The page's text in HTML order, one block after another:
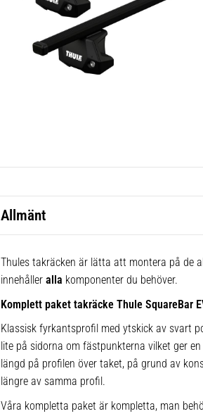
Allmänt
Thules takräcken är lätta att montera på de
innehåller alla komponenter du behöver.
Komplett paket takräcke Thule SquareBar
Klassisk fyrkantsprofil med ytskick av svart
lite på sidorna om fästpunkterna vilket ger
längd på profilen över taket, på grund av
längre av samma profil.
Våra kompletta paket är kompletta, man